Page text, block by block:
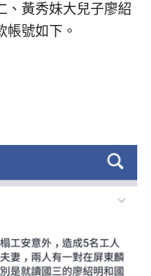
、黃秀妹大兒子廖紹
帳號如下。